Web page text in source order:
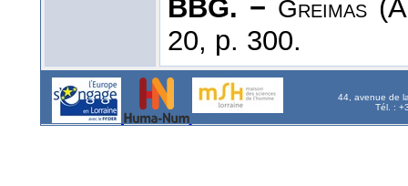
BBG. − Greimas
20, p. 300.
44, avenue de
Tél. :